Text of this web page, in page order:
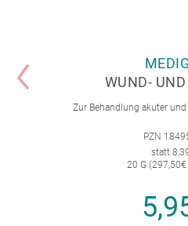
WUND-
Zur Behandlung akuter
PZN
statt
20 G